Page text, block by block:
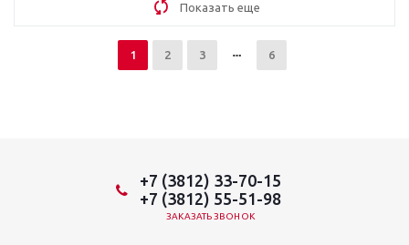
Показать еще
1 2 3 6
+7 (3812) 33-70-15
+7 (3812) 55-51-98
ЗАКАЗАТЬ ЗВОНОК